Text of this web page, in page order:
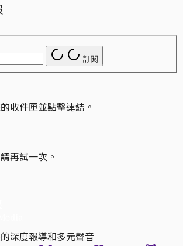
訂閱
收件匣並點擊連結。
再試一次。
深度報導和多元聲音